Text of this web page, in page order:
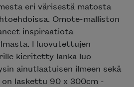
eri värisestä matosta
Omote-malliston
inspiraatiota
Huovutettujen
kieritetty lanka luo
ainutlaatuisen ilmeen sekä
laskettu 90 x 300cm -